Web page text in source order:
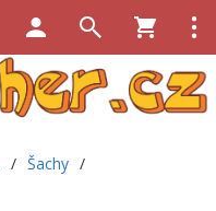
/ Šachy /